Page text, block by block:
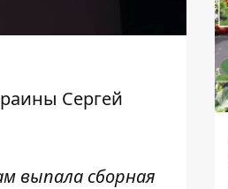
Сергей
выпала сборная